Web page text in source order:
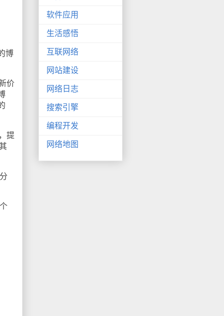
博
价
提
软件应用
生活感悟
互联网络
网站建设
网络日志
搜索引擎
编程开发
网络地图